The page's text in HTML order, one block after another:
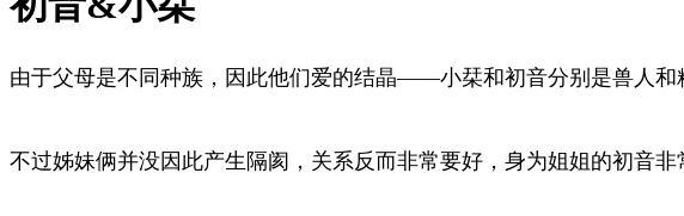
由于父母是不同种族，因此他们爱的结晶——小栞和初音分别是兽人和
不过姊妹俩并没因此产生隔阂，关系反而非常要好，身为姐姐的初音